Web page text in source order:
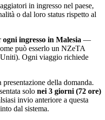
in ingresso nel paese,
o dal loro status rispetto al
ogni ingresso in Malesia —
può esserlo un NZeTA
Ogni viaggio richiede
della domanda.
solo nei 3 giorni (72 ore)
invio anteriore a questa
dal sistema.